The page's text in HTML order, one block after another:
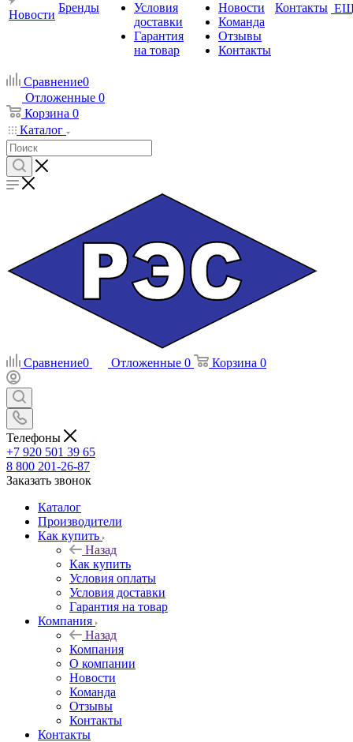
Новости
Бренды
Условия
доставки
Гарантия
на товар
Новости
Команда
Отзывы
Контакты
Контакты
Сравнение0
Отложенные 0
Корзина 0
Каталог
Сравнение0 Отложенные 0 Корзина 0
Телефоны
+7 920 501 39 65
8 800 201-26-87
Заказать звонок
Каталог
Производители
Как купить
Назад
Как купить
Условия оплаты
Условия доставки
Гарантия на товар
Компания
Назад
Компания
О компании
Новости
Команда
Отзывы
Контакты
Контакты